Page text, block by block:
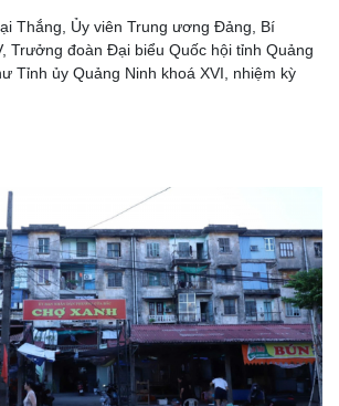
Ô tô - Xe máy
Ô tô
Thắng, Ủy viên Trung ương Đảng, Bí
Trưởng đoàn Đại biểu Quốc hội tỉnh Quảng
Tỉnh ủy Quảng Ninh khoá XVI, nhiệm kỳ